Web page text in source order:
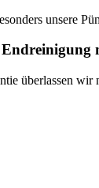
unsere
überlassen